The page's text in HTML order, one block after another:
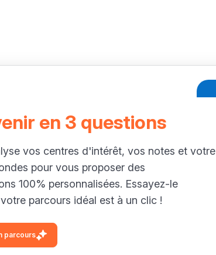
en 3 questions
vos centres d'intérêt, vos notes et votre
pour vous proposer des
100% personnalisées. Essayez-le
parcours idéal est à un clic !
parcours